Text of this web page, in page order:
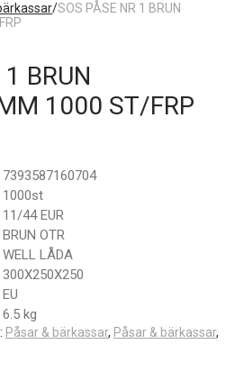
/SOS PÅSE NR 1 BRUN
BRUN
1000 ST/FRP
7393587160704
1000st
11/44 EUR
BRUN OTR
WELL LÅDA
300X250X250
EU
6.5 kg
Påsar & bärkassar, Påsar & bärkassar,